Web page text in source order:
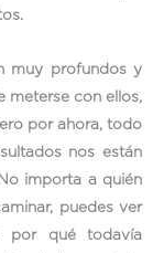
muy profundos y
meterse con ellos,
por ahora, todo
nos están
importa a quién
puedes ver
por qué todavía